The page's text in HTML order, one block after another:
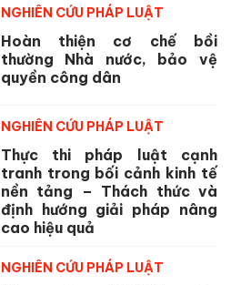
NGHIÊN CỨU PHÁP LUẬT
Hoàn thiện cơ chế bồi
thường Nhà nước, bảo vệ
quyền công dân
NGHIÊN CỨU PHÁP LUẬT
Thực thi pháp luật cạnh
tranh trong bối cảnh kinh tế
nền tảng – Thách thức và
định hướng giải pháp nâng
cao hiệu quả
NGHIÊN CỨU PHÁP LUẬT